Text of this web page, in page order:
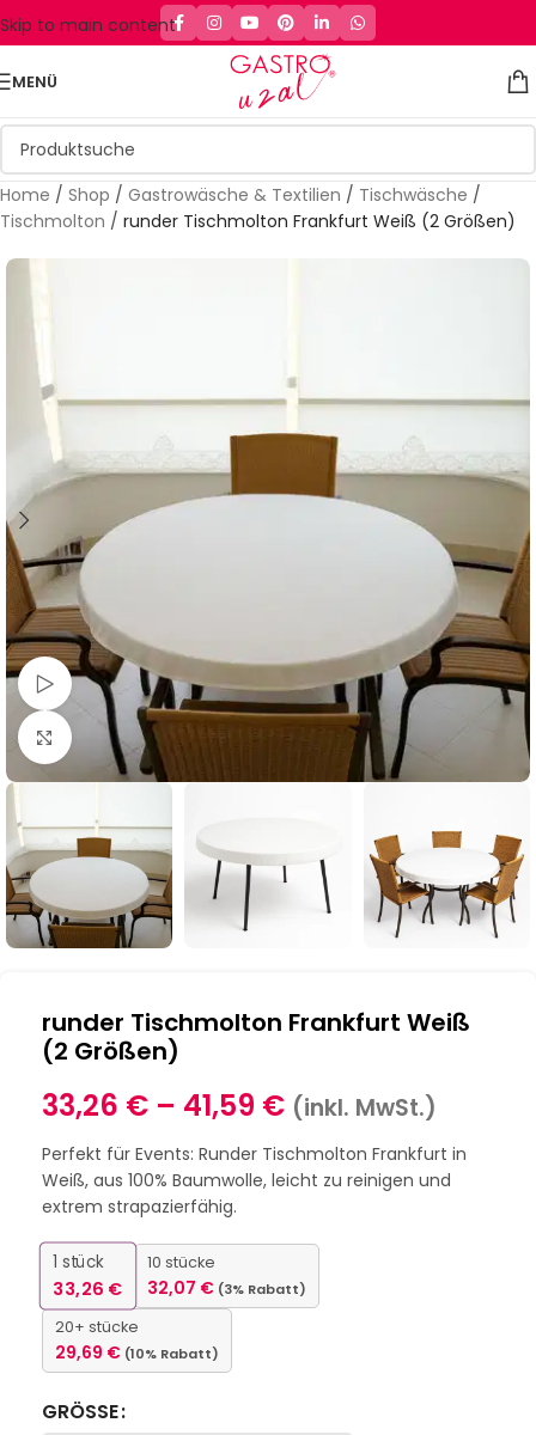
Skip to main content
MENÜ
Home / Shop / Gastrowäsche & Textilien / Tischwäsche /
Tischmolton / runder Tischmolton Frankfurt Weiß (2 Größen)
Schau Video
Klick zum Vergrößern
runder Tischmolton Frankfurt Weiß
(2 Größen)
33,26 € – 41,59 € (inkl. MwSt.)
Perfekt für Events: Runder Tischmolton Frankfurt in
Weiß, aus 100% Baumwolle, leicht zu reinigen und
extrem strapazierfähig.
1 stück
33,26 €
10 stücke
32,07 € (3% Rabatt)
20+ stücke
29,69 € (10% Rabatt)
GRÖSSE